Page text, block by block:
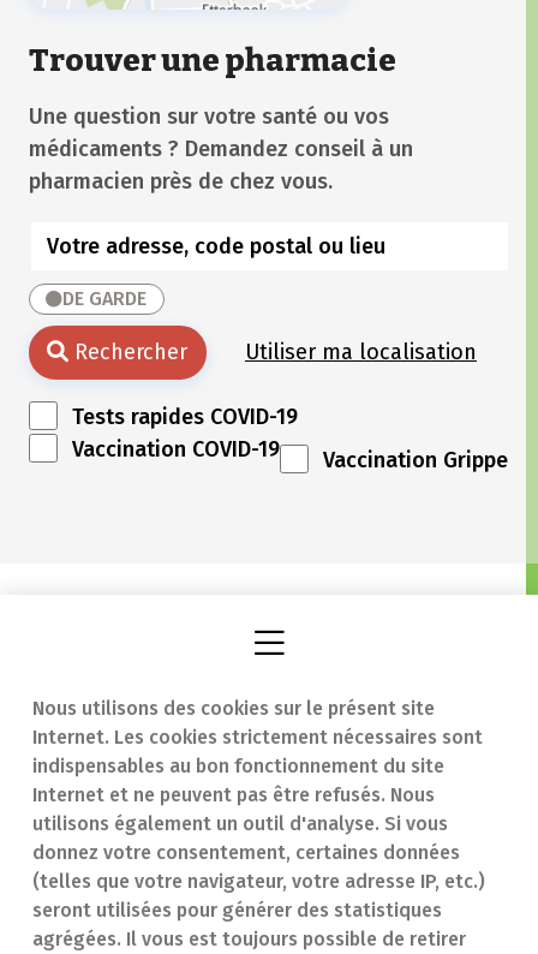
Nous utilisons des cookies sur le présent site
Internet. Les cookies strictement nécessaires sont
indispensables au bon fonctionnement du site
Internet et ne peuvent pas être refusés. Nous
utilisons également un outil d'analyse. Si vous
donnez votre consentement, certaines données
(telles que votre navigateur, votre adresse IP, etc.)
seront utilisées pour générer des statistiques
agrégées. Il vous est toujours possible de retirer
Trouver une pharmacie
Une question sur votre santé ou vos
médicaments ? Demandez conseil à un
pharmacien près de chez vous.
DE GARDE
Rechercher Utiliser ma localisation
Tests rapides COVID-19
Vaccination COVID-19
Vaccination Grippe
Trouver une
pharmacie
Notre expertise
Maladies
Médicaments
En cas d'urgence
Contact
Questions
fréquentes (FAQ)